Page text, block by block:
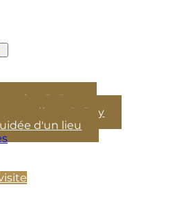
- D-Day
complète - D-Day
d'un lieu